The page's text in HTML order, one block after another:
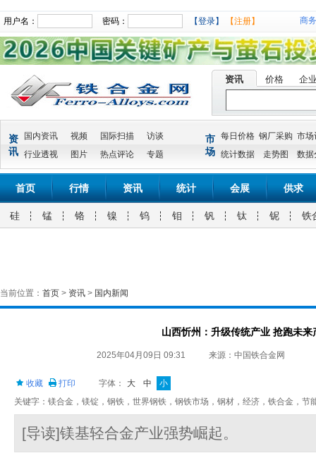
用户名： 密码： 【登录】 【注册】 商
资讯 价格 企
资
讯
国内资讯 视频 国际扫描
访谈
行业透视
图片 热点评论 专题
市
场
每日价格 钢厂采购 市场
统计数据
走势图 数据
首页 行情 资讯 统计 会展 供求
硅 锰 铬 镍 钨 钼 钒 钛 铌 铁
当前位置： 首页 > 资讯 > 国内新闻
山西忻州：升级传统产业 抢跑未来
2025年04月09日 09:31 来源：中国铁合金网
收藏 打印 字体： 大 中
小
关键字：镁合金，镁锭，钢铁，世界钢铁，钢铁市场，钢材，经济，铁合金，节
[导读]镁基轻合金产业强势崛起。